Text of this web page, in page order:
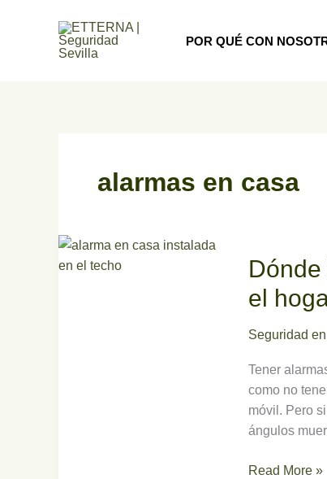
POR QUÉ CON
alarmas en casa
el
Seguridad
Tener
como no
móvil. Pero
ángulos
instalar
tu
el
hogar
Read More »